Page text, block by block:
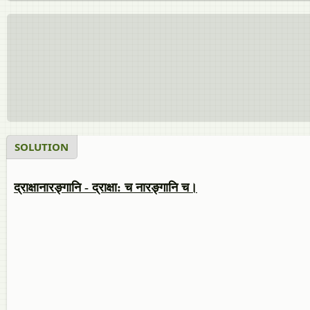
SOLUTION
द्राक्षानारङ्गानि - द्राक्षा: च नारङ्गानि च।